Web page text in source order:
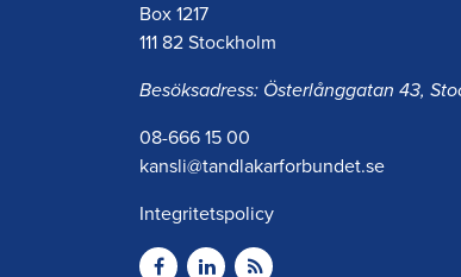
Box 1217
111 82 Stockholm
Besöksadress: Österlånggatan 43,
08-666 15 00
kansli@tandlakarforbundet.se
Integritetspolicy